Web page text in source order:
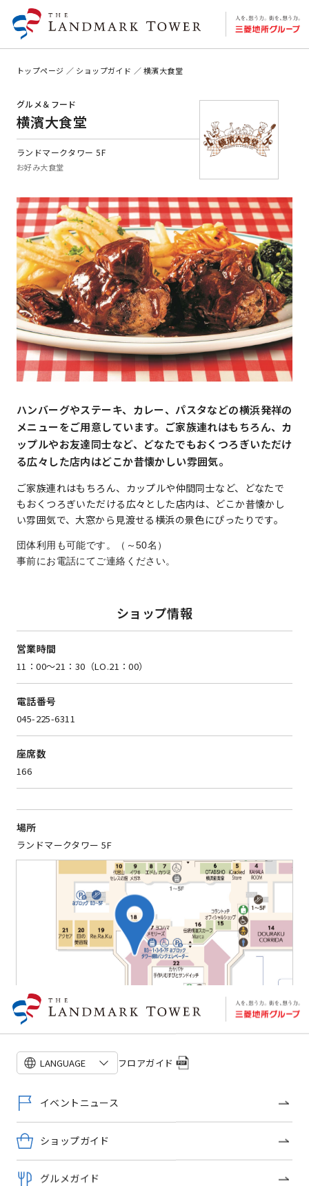
LANGUAGE フロアガイド
イベントニュース
ショップガイド
グルメガイド
トップページ ショップガイド 横濱大食堂
グルメ＆フード
横濱大食堂
ランドマークタワー 5F
お好み大食堂
ハンバーグやステーキ、カレー、パスタなどの横浜発祥の
メニューをご用意しています。ご家族連れはもちろん、カ
ップルやお友達同士など、どなたでもおくつろぎいただけ
る広々した店内はどこか昔懐かしい雰囲気。
ご家族連れはもちろん、カップルや仲間同士など、どなたで
もおくつろぎいただける広々とした店内は、どこか昔懐かし
い雰囲気で、大窓から見渡せる横浜の景色にぴったりです。
団体利用も可能です。（～50名）
事前にお電話にてご連絡ください。
ショップ情報
営業時間
11：00～21：30（LO.21：00）
電話番号
045-225-6311
座席数
166
場所
ランドマークタワー 5F
ショップトピックス